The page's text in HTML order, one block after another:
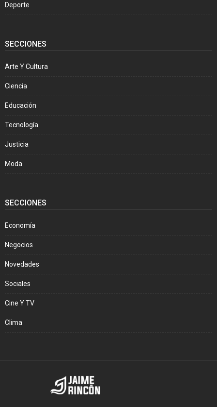
Deporte
SECCIONES
Arte Y Cultura
Ciencia
Educación
Tecnología
Justicia
Moda
SECCIONES
Economía
Negocios
Novedades
Sociales
Cine Y TV
Clima